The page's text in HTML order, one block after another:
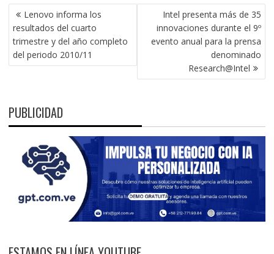
NAVEGACIÓN
DE
ENTRADAS
Lenovo informa los
resultados del cuarto
trimestre y del año completo
del periodo 2010/11
Intel presenta más de 35
innovaciones durante el 9º
evento anual para la prensa
denominado
Research@Intel
PUBLICIDAD